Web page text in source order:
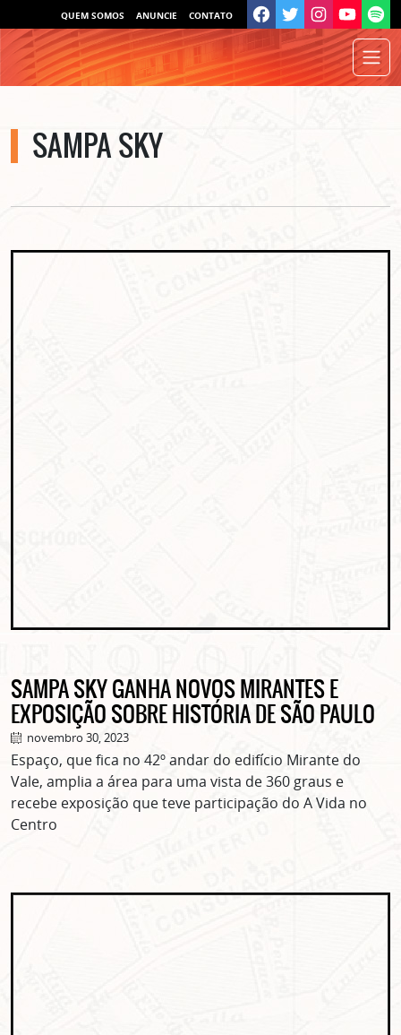
QUEM SOMOS ANUNCIE CONTATO
SAMPA SKY
SAMPA SKY GANHA NOVOS MIRANTES E
EXPOSIÇÃO SOBRE HISTÓRIA DE SÃO PAULO
novembro 30, 2023
Espaço, que fica no 42º andar do edifício Mirante do
Vale, amplia a área para uma vista de 360 graus e
recebe exposição que teve participação do A Vida no
Centro